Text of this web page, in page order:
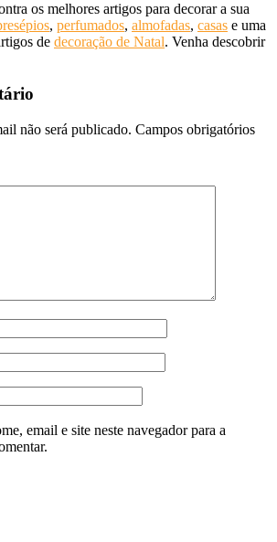
os melhores artigos para decorar a sua
, perfumados, almofadas, casas e uma
de decoração de Natal. Venha descobrir
não será publicado. Campos obrigatórios
email e site neste navegador para a